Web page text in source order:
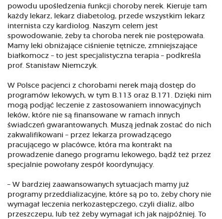
powodu upośledzenia funkcji choroby nerek. Kieruje tam
każdy lekarz, lekarz diabetolog, przede wszystkim lekarz
internista czy kardiolog. Naszym celem jest
spowodowanie, żeby ta choroba nerek nie postępowała.
Mamy leki obniżające ciśnienie tętnicze, zmniejszające
białkomocz – to jest specjalistyczna terapia – podkreśla
prof. Stanisław Niemczyk.
W Polsce pacjenci z chorobami nerek mają dostęp do
programów lekowych, w tym B.113 oraz B.171. Dzięki nim
mogą podjąć leczenie z zastosowaniem innowacyjnych
leków, które nie są finansowane w ramach innych
świadczeń gwarantowanych. Muszą jednak zostać do nich
zakwalifikowani – przez lekarza prowadzącego
pracującego w placówce, która ma kontrakt na
prowadzenie danego programu lekowego, bądź też przez
specjalnie powołany zespół koordynujący.
– W bardziej zaawansowanych sytuacjach mamy już
programy przeddializacyjne, które są po to, żeby chory nie
wymagał leczenia nerkozastępczego, czyli dializ, albo
przeszczepu, lub też żeby wymagał ich jak najpóźniej. To